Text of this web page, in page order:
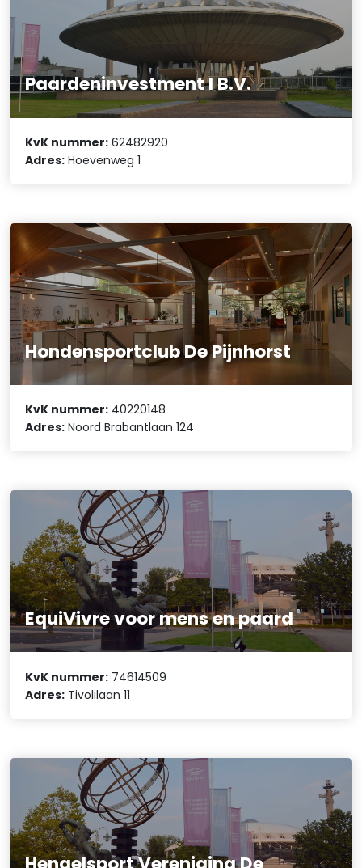
Paardeninvestment I B.V.
KvK nummer: 62482920
Adres: Hoevenweg 1
Hondensportclub De Pijnhorst
KvK nummer: 40220148
Adres: Noord Brabantlaan 124
EquiVivre voor mens en paard
KvK nummer: 74614509
Adres: Tivolilaan 11